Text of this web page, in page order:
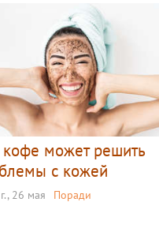
может решить
с кожей
26 мая Поради